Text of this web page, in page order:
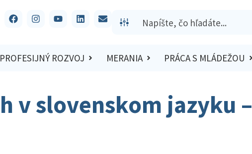
PROFESIJNÝ ROZVOJ MERANIA PRÁCA S MLÁDEŽOU
v slovenskom jazyku –